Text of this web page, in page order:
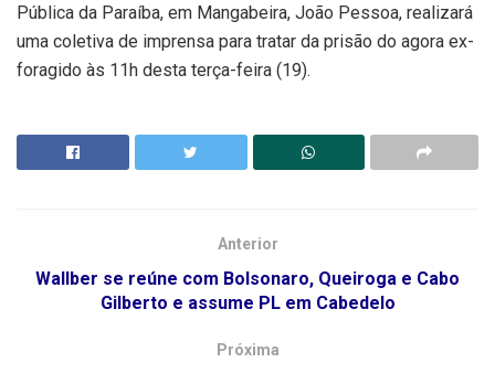
Pública da Paraíba, em Mangabeira, João Pessoa, realizará
uma coletiva de imprensa para tratar da prisão do agora ex-
foragido às 11h desta terça-feira (19).
Anterior
Wallber se reúne com Bolsonaro, Queiroga e Cabo
Gilberto e assume PL em Cabedelo
Próxima